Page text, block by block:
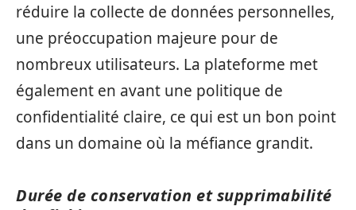
réduire la collecte de données personnelles,
une préoccupation majeure pour de
nombreux utilisateurs. La plateforme met
également en avant une politique de
confidentialité claire, ce qui est un bon point
dans un domaine où la méfiance grandit.
Durée de conservation et supprimabilité